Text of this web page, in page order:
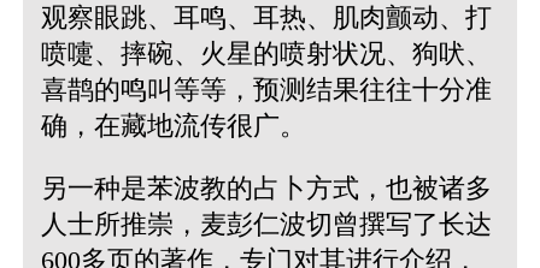
观察眼跳、耳鸣、耳热、肌肉颤动、打
喷嚏、摔碗、火星的喷射状况、狗吠、
喜鹊的鸣叫等等，预测结果往往十分准
确，在藏地流传很广。
另一种是苯波教的占卜方式，也被诸多
人士所推崇，麦彭仁波切曾撰写了长达
600多页的著作，专门对其进行介绍，